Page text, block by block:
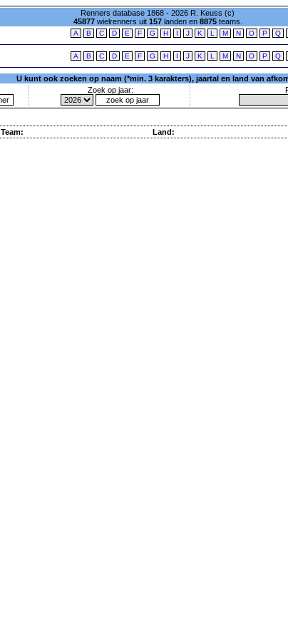
Renners database 1868 - 2026 R. Keuss (c)
45877wielrenners uit 157landen en 8875teams.
A B C D E F G H I J K L M N O P Q
A B C D E F G H I J K L M N O P Q
U kunt ook zoeken op naam (*min. 3 karakters), jaartal en land van
Zoek op jaar:
Team: Land: